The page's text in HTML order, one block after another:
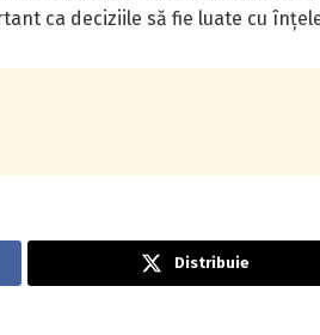
ca deciziile să fie luate cu
Distribuie